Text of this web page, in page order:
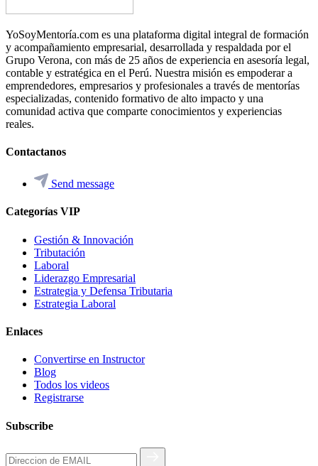
YoSoyMentoría.com es una plataforma digital integral de formación
y acompañamiento empresarial, desarrollada y respaldada por el
Grupo Verona, con más de 25 años de experiencia en asesoría legal,
contable y estratégica en el Perú. Nuestra misión es empoderar a
emprendedores, empresarios y profesionales a través de mentorías
especializadas, contenido formativo de alto impacto y una
comunidad activa que comparte conocimientos y experiencias
reales.
Contactanos
Send message
Categorías VIP
Gestión & Innovación
Tributación
Laboral
Liderazgo Empresarial
Estrategia y Defensa Tributaria
Estrategia Laboral
Enlaces
Convertirse en Instructor
Blog
Todos los videos
Registrarse
Subscribe